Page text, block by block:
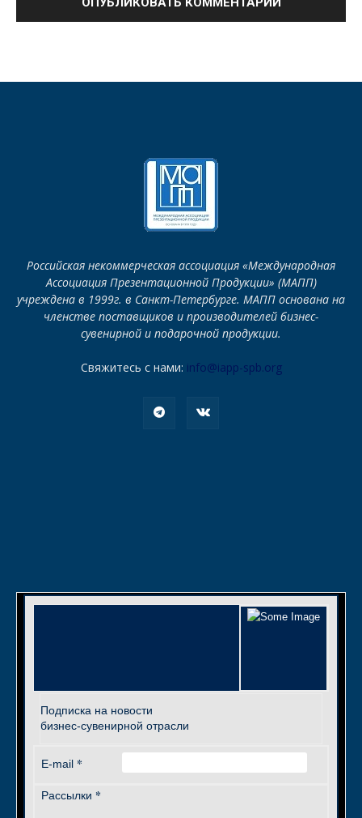
Российская некоммерческая ассоциация «Международная
Ассоциация Презентационной Продукции» (МАПП)
учреждена в 1999г. в Санкт-Петербурге. МАПП основана на
членстве поставщиков и производителей бизнес-
сувенирной и подарочной продукции.
Свяжитесь с нами: info@iapp-spb.org
Подписка на новости
бизнес-сувенирной отрасли
E-mail *
Рассылки *